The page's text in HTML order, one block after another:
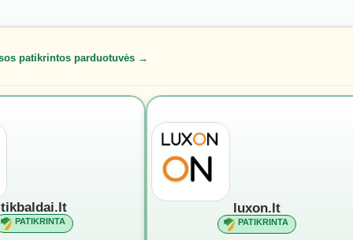
patikrintos parduotuvės →
tikbaldai.lt
PATIKRINTA
luxon.lt
PATIKRINTA